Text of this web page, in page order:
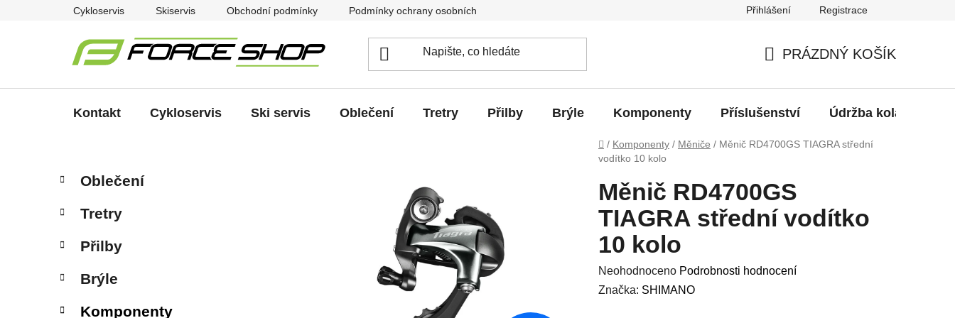
Cykloservis Skiservis Obchodní podmínky Podmínky ochrany osobních údajů Přihlášení Registrace
KOŠÍK
PRÁZDNÝ KOŠÍK
Kontakt Cykloservis Ski servis Oblečení Tretry Přilby Brýle Komponenty Příslušenství Údržba kola
Domů
/ Komponenty / Měniče / Měnič RD4700GS TIAGRA střední
vodítko 10 kolo
P
s
r
n
n
kategorie
a
e
o
i
Oblečení
Tretry
Přilby
Brýle
Komponenty
Měnič RD4700GS
TIAGRA střední vodítko
10 kolo
Průměrné
hodnocení
Neohodnoceno Podrobnosti hodnocení
Značka: SHIMANO